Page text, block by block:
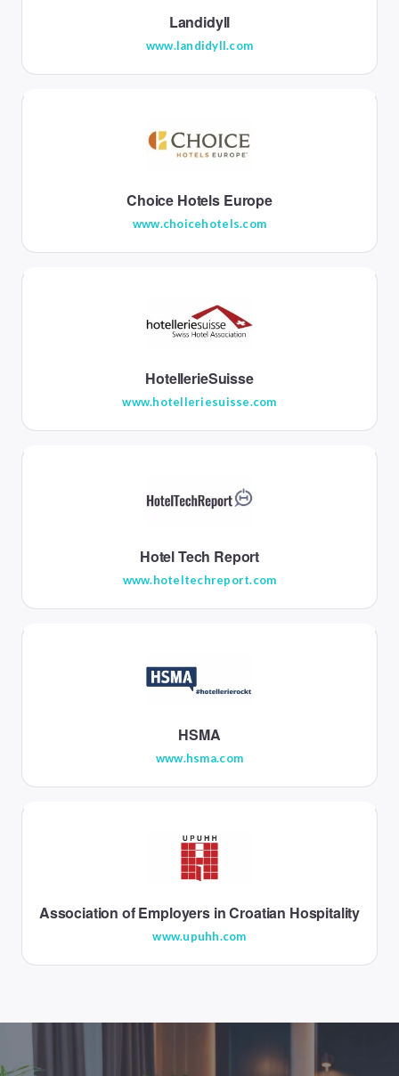
Landidyll
www.landidyll.com
Choice Hotels Europe
www.choicehotels.com
HotellerieSuisse
www.hotelleriesuisse.com
Hotel Tech Report
www.hoteltechreport.com
HSMA
www.hsma.com
Association of Employers in Croatian Hospitality
www.upuhh.com